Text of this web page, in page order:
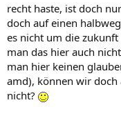
recht haste, ist doch
doch auf einen
es nicht um die
man das hier auch
man hier keinen
amd), können wir
nicht?